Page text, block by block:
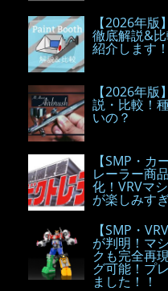
【2026年
徹底解説&
紹介します！
【2026年
説・比較！
いの？
【SMP・カ
レーラー商
化！VRVマ
が楽しみす
【SMP・
が判明！マ
クも完全再
グ可能！プ
ました！！